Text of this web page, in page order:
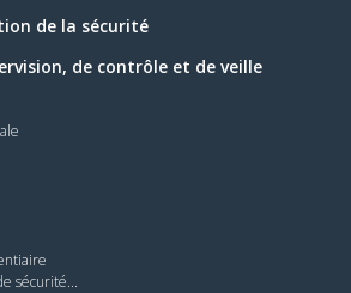
de la sécurité
de contrôle et de veille
sécurité...